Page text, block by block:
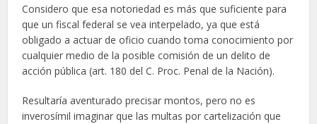
Considero que esa notoriedad es más que suficiente para
que un fiscal federal se vea interpelado, ya que está
obligado a actuar de oficio cuando toma conocimiento por
cualquier medio de la posible comisión de un delito de
acción pública (art. 180 del C. Proc. Penal de la Nación).
Resultaría aventurado precisar montos, pero no es
inverosímil imaginar que las multas por cartelización que